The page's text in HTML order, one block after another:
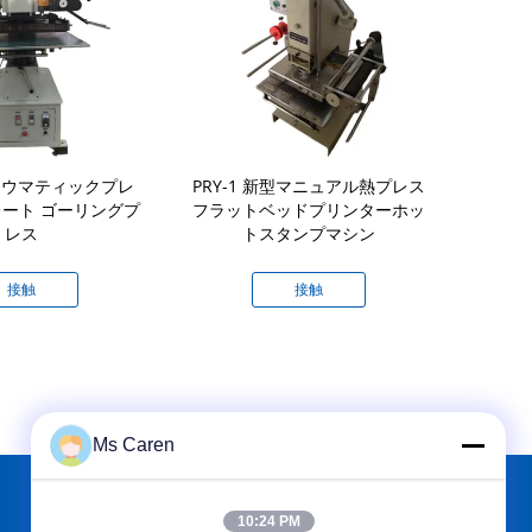
マティックプレ
ト ゴーリングプ
レス
接触
PRY-1 新型マニュアル熱プレス
フラットベッドプリンターホッ
トスタンプマシン
接触
Ms Caren
10:24 PM